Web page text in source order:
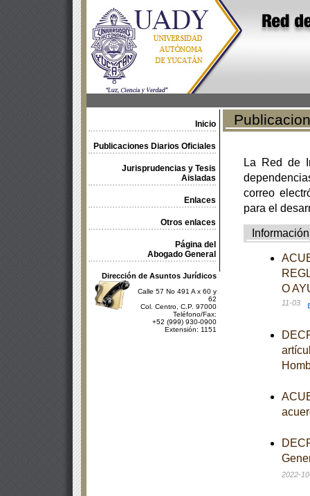
Inicio
Publicaciones Diarios Oficiales
Jurisprudencias y Tesis
Aisladas
Enlaces
Otros enlaces
Página del
Abogado General
Dirección de Asuntos Jurídicos
Calle 57 No 491 A x 60 y
62
Col. Centro, C.P. 97000
Teléfono/Fax:
+52 (999) 930-0900
Extensión: 1151
La Red de
correo
para el
Información
O
11-03
2022-